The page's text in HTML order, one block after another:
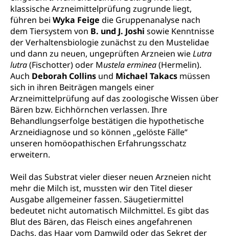
klassische Arzneimittelprüfung zugrunde liegt,
führen bei Wyka Feige die Gruppenanalyse nach
dem Tiersystem von B. und J. Joshi sowie Kenntnisse
der Verhaltensbiologie zunächst zu den Mustelidae
und dann zu neuen, ungeprüften Arzneien wieLutra
lutra(Fischotter) oder Mustela erminea(Hermelin).
Auch Deborah Collins und Michael Takacs müssen
sich in ihren Beiträgen mangels einer
Arzneimittelprüfung auf das zoologische Wissen über
Bären bzw. Eichhörnchen verlassen. Ihre
Behandlungserfolge bestätigen die hypothetische
Arzneidiagnose und so können „gelöste Fälle“
unseren homöopathischen Erfahrungsschatz
erweitern.
Weil das Substrat vieler dieser neuen Arzneien nicht
mehr die Milch ist, mussten wir den Titel dieser
Ausgabe allgemeiner fassen. Säugetiermittel
bedeutet nicht automatisch Milchmittel. Es gibt das
Blut des Bären, das Fleisch eines angefahrenen
Dachs, das Haar vom Damwild oder das Sekret der